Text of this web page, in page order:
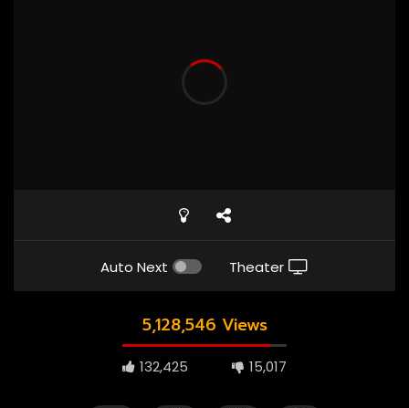
Auto Next Theater
5,128,546 Views
132,425 15,017